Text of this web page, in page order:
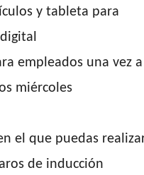
y tableta para
empleados una vez
miércoles
el que puedas
de inducción